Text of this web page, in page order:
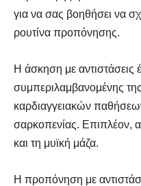
για να σας βοηθήσει να
ρουτίνα προπόνησης.
Η άσκηση με αντιστάσεις
συμπεριλαμβανομένης
καρδιαγγειακών
σαρκοπενίας. Επιπλέον,
και τη μυϊκή μάζα.
Η προπόνηση με